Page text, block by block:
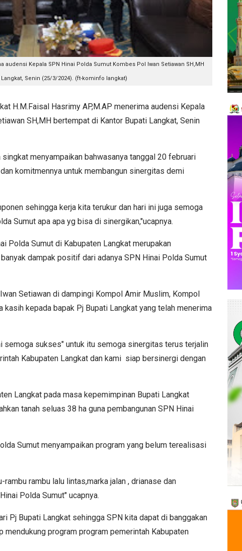
audensi Kepala SPN Hinai Polda Sumut Kombes Pol Iwan Setiawan SH,MH
Senin (25/3/2024). (ft-kominfo langkat)
H.M.Faisal Hasrimy AP,M.AP menerima audensi Kepala
SH,MH bertempat di Kantor Bupati Langkat, Senin
menyampaikan bahwasanya tanggal 20 februari
komitmennya untuk membangun sinergitas demi
sehingga kerja kita terukur dan hari ini juga semoga
Sumut apa apa yg bisa di sinergikan,"ucapnya.
Polda Sumut di Kabupaten Langkat merupakan
dampak positif dari adanya SPN Hinai Polda Sumut
Setiawan di dampingi Kompol Amir Muslim, Kompol
kasih kepada bapak Pj Bupati Langkat yang telah menerima
semoga sukses" untuk itu semoga sinergitas terus terjalin
Kabupaten Langkat dan kami siap bersinergi dengan
Langkat pada masa kepemimpinan Bupati Langkat
tanah seluas 38 ha guna pembangunan SPN Hinai
Sumut menyampaikan program yang belum terealisasi
rambu lalu lintas,marka jalan , drianase dan
Polda Sumut" ucapnya.
Pj Bupati Langkat sehingga SPN kita dapat di banggakan
program program pemerintah Kabupaten